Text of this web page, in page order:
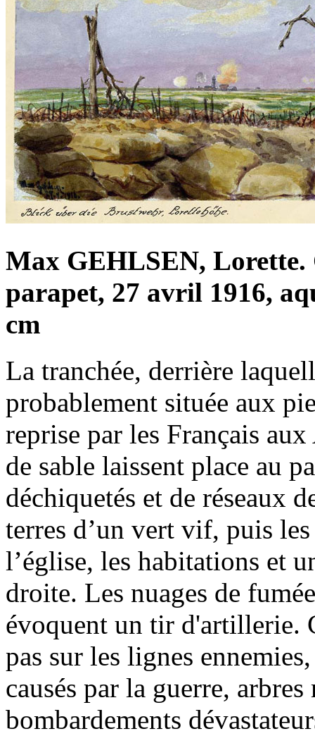
Max GEHLSEN, Lorette.
parapet, 27 avril 1916,
cm
La tranchée, derrière
probablement située aux
reprise par les Français
de sable laissent place au
déchiquetés et de réseaux
terres d’un vert vif, puis
l’église, les habitations et
droite. Les nuages de
évoquent un tir d'artillerie.
pas sur les lignes
causés par la guerre,
bombardements